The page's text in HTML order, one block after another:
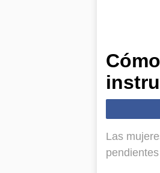
Las